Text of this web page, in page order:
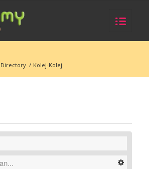
Directory / Kolej-Kolej